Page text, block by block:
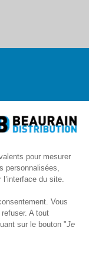
pour mesurer
personnalisées,
du site.
Vous
A tout
sur le bouton "Je